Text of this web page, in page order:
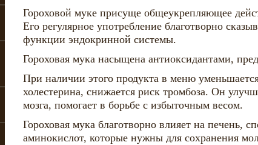
Гороховой муке присуще общеукрепляющее
Его регулярное употребление благотворно
функции эндокринной системы.
Гороховая мука насыщена антиоксидантами,
При наличии этого продукта в меню
холестерина, снижается риск тромбоза. Он
мозга, помогает в борьбе с избыточным весом.
Гороховая мука благотворно влияет на печень,
аминокислот, которые нужны для сохранения